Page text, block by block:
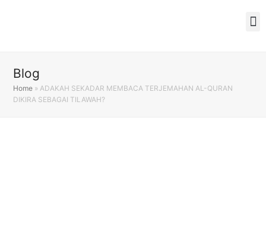
Blog
Home » ADAKAH SEKADAR MEMBACA TERJEMAHAN AL-QURAN
DIKIRA SEBAGAI TILAWAH?